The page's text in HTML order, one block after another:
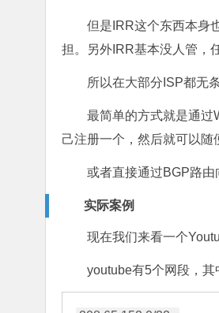
但是IRR这个东西本身
担。另外IRR基本没人管，
所以在大部分ISP都无
最简单的方式就是通过
己注册一个，然后就可以随
或者直接通过BGP路
实际案例
现在我们来看一个
youtube有5个网段，其